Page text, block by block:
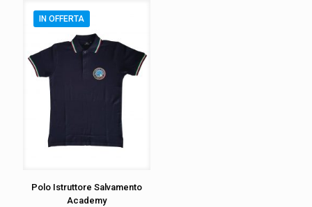
IN OFFERTA
Polo Istruttore Salvamento
Academy